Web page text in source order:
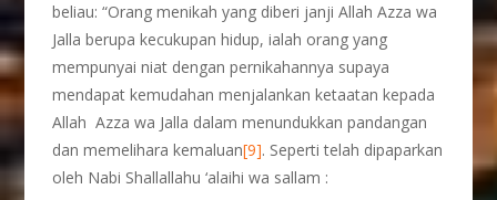
beliau: “Orang menikah yang diberi janji Allah Azza wa
Jalla berupa kecukupan hidup, ialah orang yang
mempunyai niat dengan pernikahannya supaya
mendapat kemudahan menjalankan ketaatan kepada
Allah Azza wa Jalla dalam menundukkan pandangan
dan memelihara kemaluan[9]. Seperti telah dipaparkan
oleh Nabi Shallallahu ‘alaihi wa sallam :